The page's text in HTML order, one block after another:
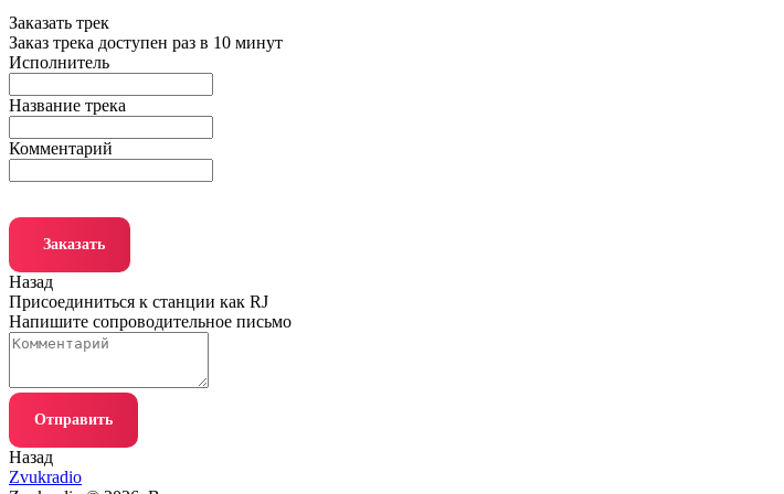
Заказать трек
Заказ трека доступен раз в 10 минут
Исполнитель
Название трека
Комментарий
Заказать
Назад
Присоединиться к станции как RJ
Напишите сопроводительное письмо
Отправить
Назад
Zvukradio